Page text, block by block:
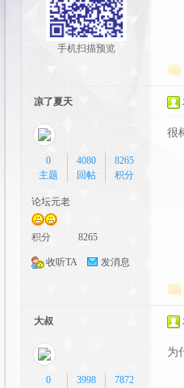
社
手机扫描预览
凉了夏天
0
主题
4080
回帖
8265
积分
论坛元老
积分 8265
收听TA 发消息
很
大叔
0
3998
7872
为